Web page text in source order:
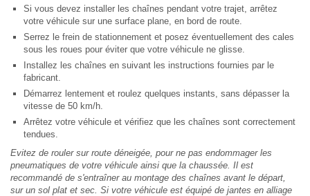
Si vous devez installer les chaînes pendant votre trajet, arrêtez
votre véhicule sur une surface plane, en bord de route.
Serrez le frein de stationnement et posez éventuellement des cales
sous les roues pour éviter que votre véhicule ne glisse.
Installez les chaînes en suivant les instructions fournies par le
fabricant.
Démarrez lentement et roulez quelques instants, sans dépasser la
vitesse de 50 km/h.
Arrêtez votre véhicule et vérifiez que les chaînes sont correctement
tendues.
Evitez de rouler sur route déneigée, pour ne pas endommager les
pneumatiques de votre véhicule ainsi que la chaussée. Il est
recommandé de s'entraîner au montage des chaînes avant le départ,
sur un sol plat et sec. Si votre véhicule est équipé de jantes en alliage